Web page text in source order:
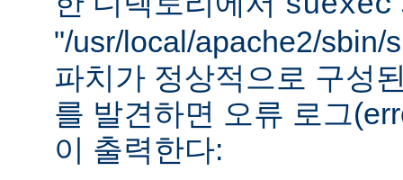
"/usr/local/apache2/sbin/
파치가 정상적으로 구성
를 발견하면 오류 로그
이 출력한다: